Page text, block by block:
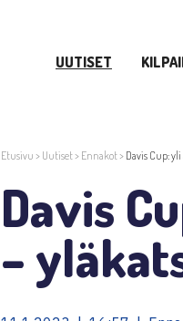
UUTISET
Etusivu > Uutiset> Ennakot> Davis Cup:
Davis
–